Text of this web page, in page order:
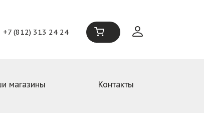
+7 (812) 313 24 24
магазины Контакты